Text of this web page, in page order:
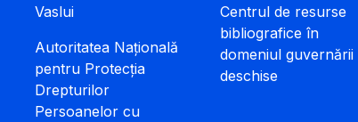
Vaslui
Autoritatea Națională
pentru Protecția
Drepturilor
Persoanelor cu
Centrul de resurse
bibliografice în
domeniul guvernării
deschise